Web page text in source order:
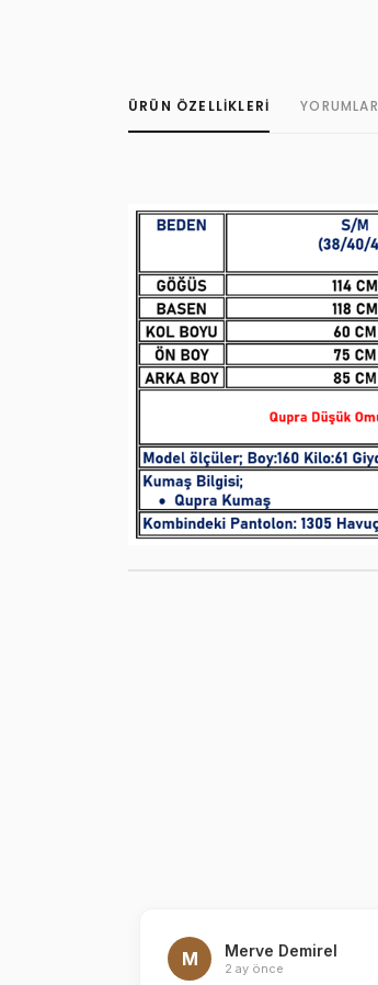
ÜRÜN ÖZELLIKLERI YORUMLAR
M Merve Demirel
2 ay önce